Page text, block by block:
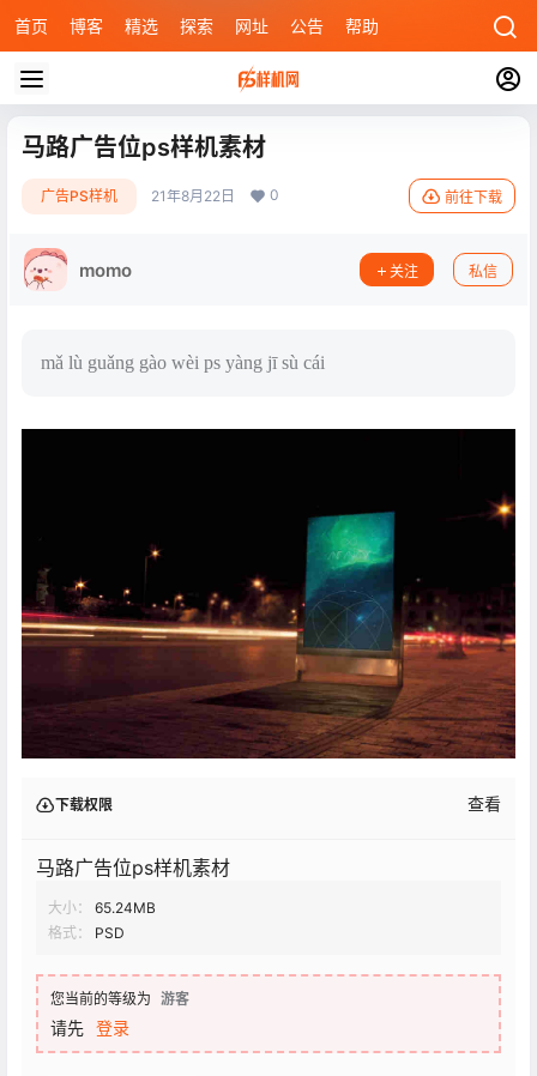
首页 博客 精选 探索 网址 公告 帮助
马路广告位ps样机素材
广告PS样机 21年8月22日 0 前往下载
momo 关注 私信
mǎ lù guǎng gào wèi ps yàng jī sù cái
下载权限 查看
马路广告位ps样机素材
大小：
65.24MB
格式：
PSD
您当前的等级为 游客
请先 登录